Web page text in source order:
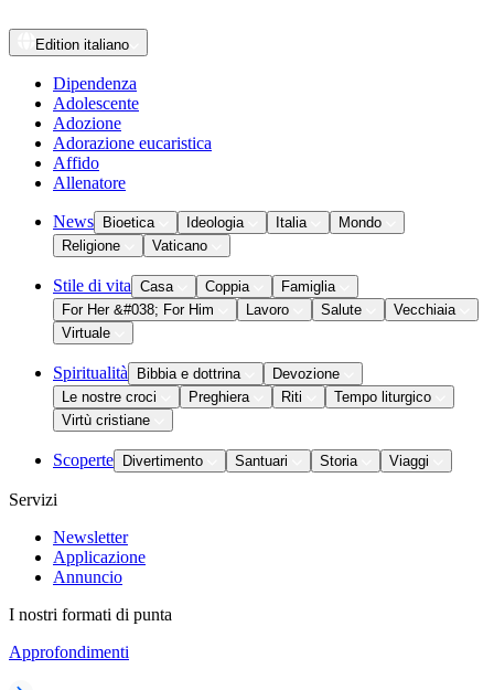
Edition italiano
Dipendenza
Adolescente
Adozione
Adorazione eucaristica
Affido
Allenatore
News Bioetica Ideologia Italia
Mondo
Religione
Vaticano
Stile di vita Casa Coppia
Famiglia
For Her &#038; For Him
Lavoro Salute
Vecchiaia
Virtuale
Spiritualità Bibbia e dottrina
Devozione
Le nostre croci
Preghiera Riti
Tempo liturgico
Virtù cristiane
Scoperte Divertimento Santuari Storia Viaggi
Servizi
Newsletter
Applicazione
Annuncio
I nostri formati di punta
Approfondimenti